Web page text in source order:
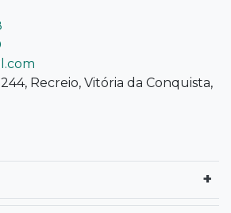
Recreio, Vitória da Conquista,